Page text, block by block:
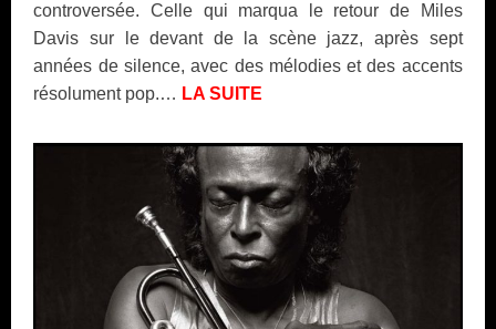
controversée. Celle qui marqua le retour de Miles
Davis sur le devant de la scène jazz, après sept
années de silence, avec des mélodies et des accents
résolument pop.… LA SUITE